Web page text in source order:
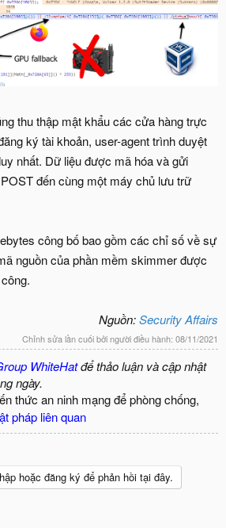
thu thập mật khẩu các cửa hàng trực
ký tài khoản, user-agent trình duyệt
nhất. Dữ liệu được mã hóa và gửi
đến cùng một máy chủ lưu trữ
công bố bao gồm các chỉ số về sự
nguồn của phần mềm skimmer được
Nguồn:Security Affairs
Chỉnh sửa lần cuối bởi người điều hành: 08/11/2021
WhiteHatđể thảo luận và cập nhật
ngày.
thức an ninh mạng để phòng chống,
pháp liên quan
hoặc đăng ký để phản hồi tại đây.